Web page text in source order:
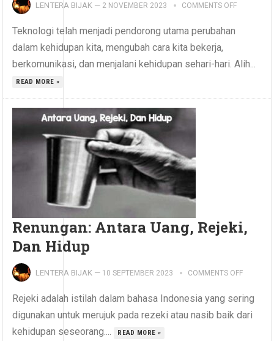
LENTERA BIJAK — 2 NOVEMBER 2023 COMMENTS OFF
Teknologi telah menjadi pendorong utama perubahan
dalam kehidupan kita, mengubah cara kita bekerja,
berkomunikasi, dan menjalani kehidupan sehari-hari. Alih...
READ MORE »
Renungan: Antara Uang, Rejeki,
Dan Hidup
LENTERA BIJAK — 10 SEPTEMBER 2023 COMMENTS OFF
Rejeki adalah istilah dalam bahasa Indonesia yang sering
digunakan untuk merujuk pada rezeki atau nasib baik dari
kehidupan seseorang....
READ MORE »